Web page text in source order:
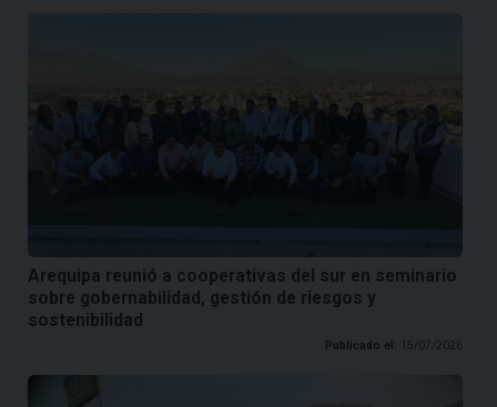
Arequipa reunió a cooperativas del sur en seminario
sobre gobernabilidad, gestión de riesgos y
sostenibilidad
Publicado el: 15/07/2026